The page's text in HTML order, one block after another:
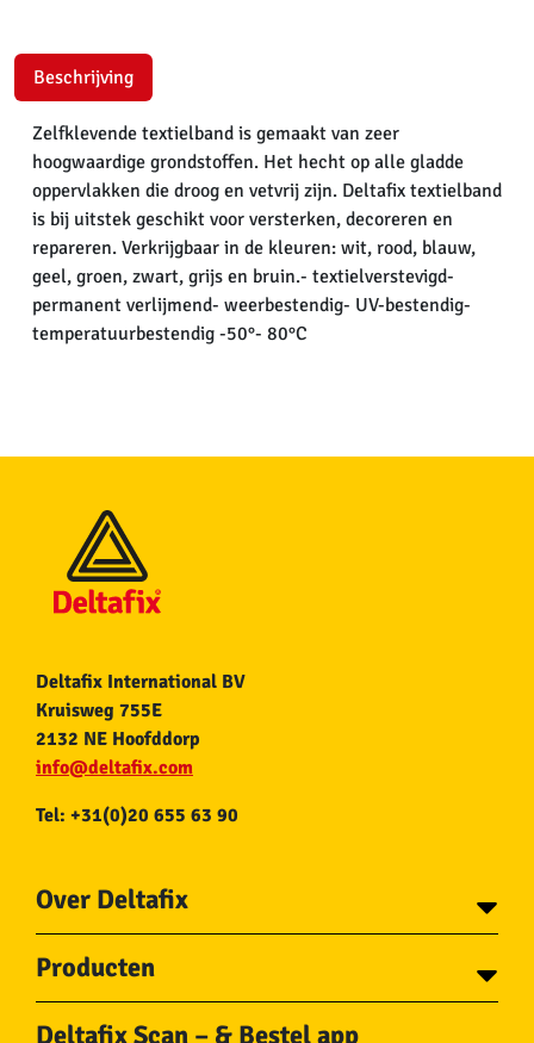
Beschrijving
Zelfklevende textielband is gemaakt van zeer
hoogwaardige grondstoffen. Het hecht op alle gladde
oppervlakken die droog en vetvrij zijn. Deltafix textielband
is bij uitstek geschikt voor versterken, decoreren en
repareren. Verkrijgbaar in de kleuren: wit, rood, blauw,
geel, groen, zwart, grijs en bruin.- textielverstevigd-
permanent verlijmend- weerbestendig- UV-bestendig-
temperatuurbestendig -50°- 80°C
Deltafix International BV
Kruisweg 755E
2132 NE Hoofddorp
info@deltafix.com
Tel: +31(0)20 655 63 90
Over Deltafix
Voor gemeentes
Over Deltafix
Producten
Deltafix Scan – & Bestel app